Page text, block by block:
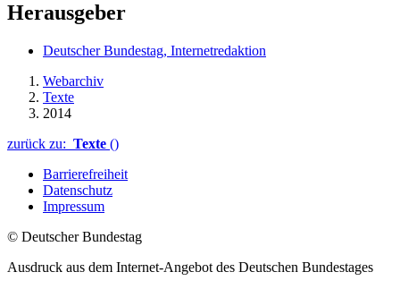
Herausgeber
Deutscher Bundestag, Internetredaktion
Webarchiv
Texte
2014
zurück zu: Texte ()
Barrierefreiheit
Datenschutz
Impressum
© Deutscher Bundestag
Ausdruck aus dem Internet-Angebot des Deutschen Bundestages